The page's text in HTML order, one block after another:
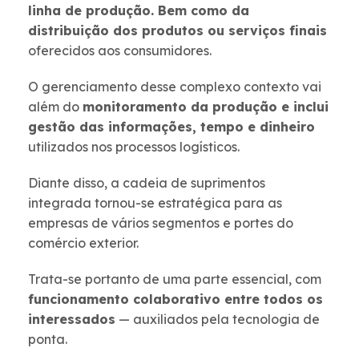
linha de produção. Bem como da
distribuição dos produtos ou serviços finais
oferecidos aos consumidores.
O gerenciamento desse complexo contexto vai
além do monitoramento da produção e inclui
gestão das informações, tempo e dinheiro
utilizados nos processos logísticos.
Diante disso, a cadeia de suprimentos
integrada tornou-se estratégica para as
empresas de vários segmentos e portes do
comércio exterior.
Trata-se portanto de uma parte essencial, com
funcionamento colaborativo entre todos os
interessados — auxiliados pela tecnologia de
ponta.